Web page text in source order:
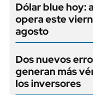
Dólar blue hoy:
opera este
agosto
Dos nuevos
generan más
los inversores